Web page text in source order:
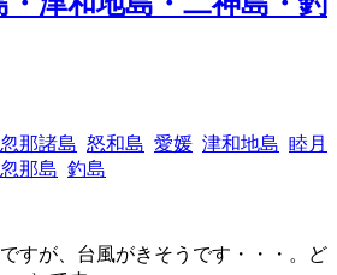
忽那諸島 怒和島 愛媛 津和地島 睦月
那島 釣島
すが、台風がきそうです・・・。ど